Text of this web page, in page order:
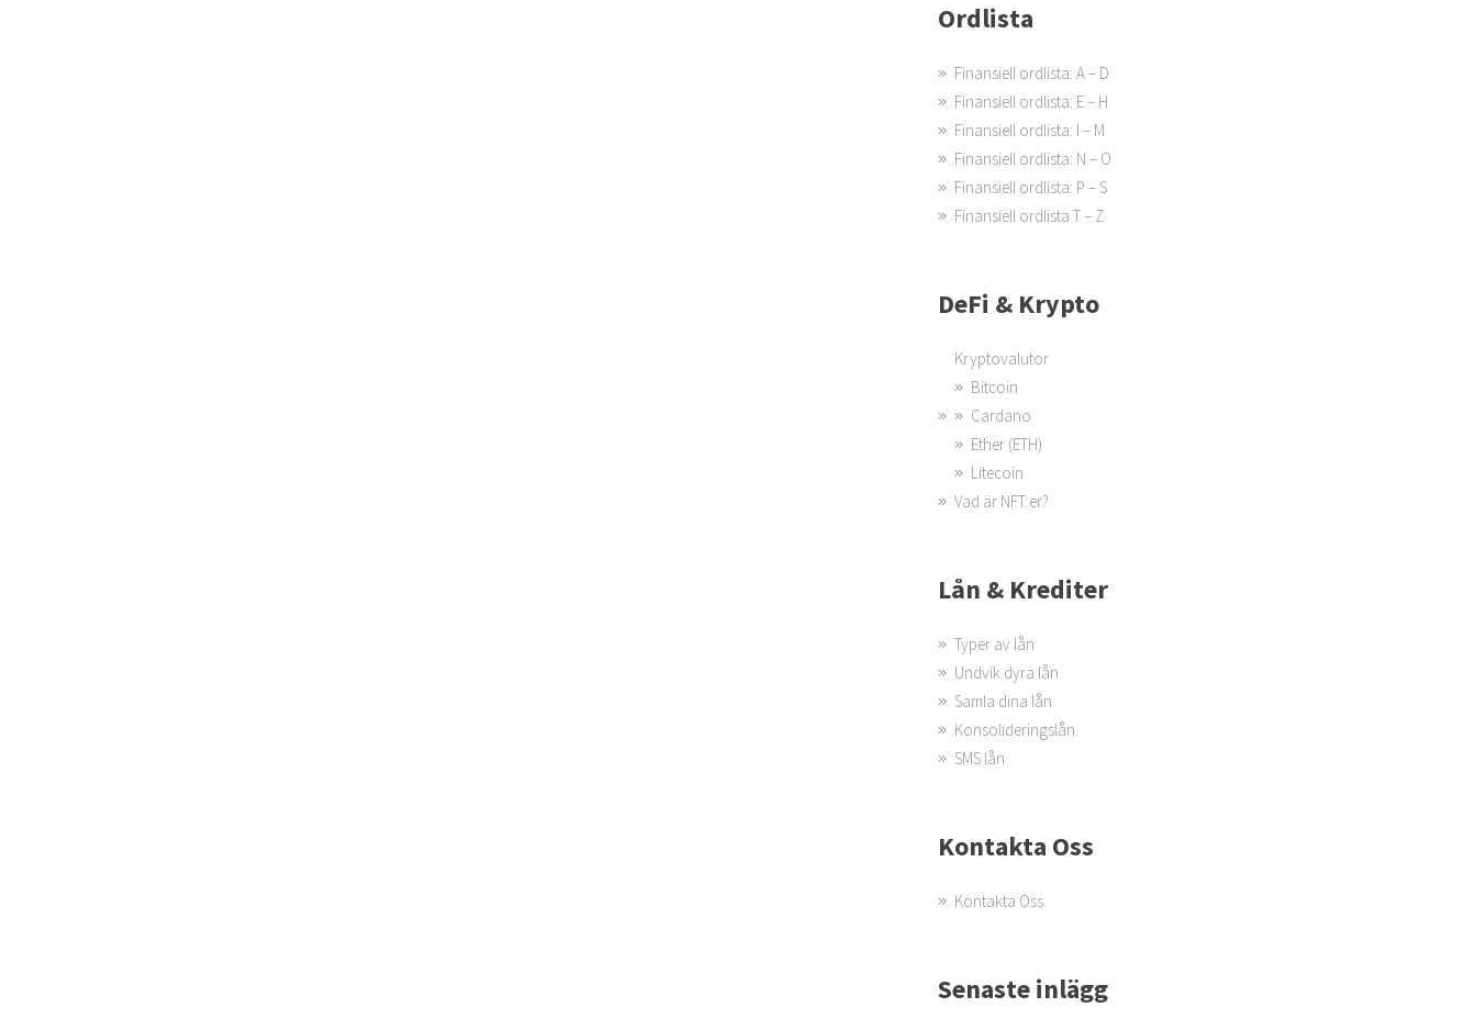
Ordlista
Finansiell ordlista: A – D
Finansiell ordlista: E – H
Finansiell ordlista: I – M
Finansiell ordlista: N – O
Finansiell ordlista: P – S
Finansiell ordlista T – Z
DeFi & Krypto
Kryptovalutor
Bitcoin
Cardano
Ether (ETH)
Litecoin
Vad är NFT:er?
Lån & Krediter
Typer av lån
Undvik dyra lån
Samla dina lån
Konsolideringslån
SMS lån
Kontakta Oss
Kontakta Oss
Senaste inlägg